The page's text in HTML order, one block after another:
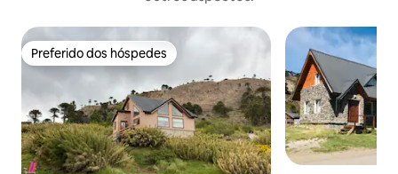
Preferido dos hóspedes
Preferido dos hóspedes